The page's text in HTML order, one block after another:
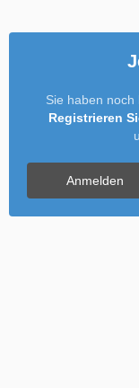
Sie haben
Registrieren
Anmelden